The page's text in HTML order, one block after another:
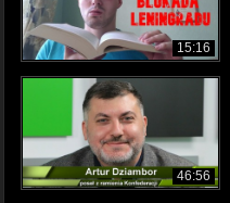
15:16
46:56